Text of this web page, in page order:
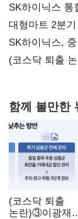
SK하이닉스
불만 확산
대형마트 2분
SK하이닉스,
없어”
(코스닥 퇴출
함께 볼만한
(코스닥 퇴출
논란)③이광재